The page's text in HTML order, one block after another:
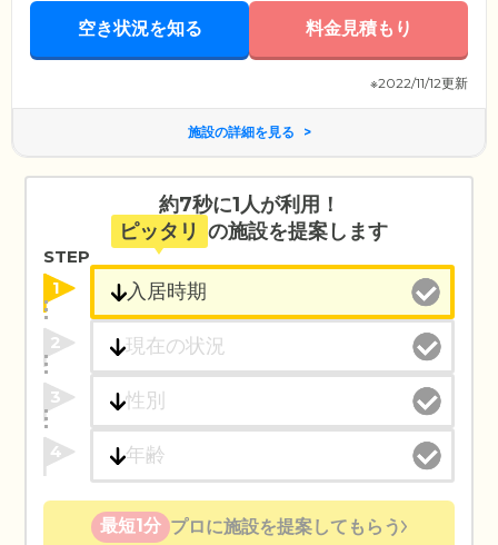
おり、常に笑顔が絶えないアットホームな雰囲気で、楽しい共同生活が
送れる施設です。見学や質問も受け付けているので、お気軽にお問い合
空き状況を知る 料金見積もり
※2022/11/12更新
施設の詳細を見る
約7秒に1人が利用！
ピッタリ の施設を提案します
STEP
1
2
3
4
最短1分 プロに施設を提案してもらう